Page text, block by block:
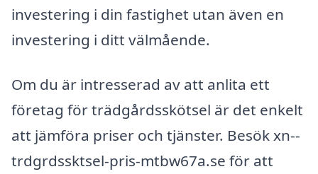
investering i din fastighet utan även en
investering i ditt välmående.
Om du är intresserad av att anlita ett
företag för trädgårdsskötsel är det enkelt
att jämföra priser och tjänster. Besök xn--
trdgrdssktsel-pris-mtbw67a.se för att